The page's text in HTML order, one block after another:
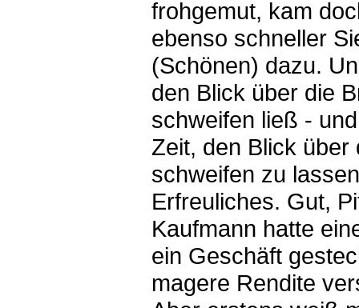
frohgemut, kam
ebenso schneller
(Schönen) dazu.
den Blick über die
schweifen ließ -
Zeit, den Blick über
schweifen zu
Erfreuliches. Gut,
Kaufmann hatte
ein Geschäft
magere Rendite